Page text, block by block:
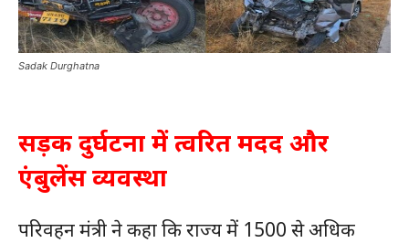
Sadak Durghatna
सड़क दुर्घटना में त्वरित मदद और
एंबुलेंस व्यवस्था
परिवहन मंत्री ने कहा कि राज्य में 1500 से अधिक